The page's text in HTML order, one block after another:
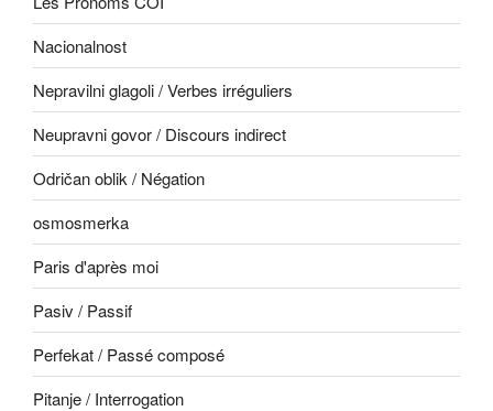
Nacionalnost
Nepravilni glagoli / Verbes irréguliers
Neupravni govor / Discours indirect
Odričan oblik / Négation
osmosmerka
Paris d'après moi
Pasiv / Passif
Perfekat / Passé composé
Pitanje / Interrogation